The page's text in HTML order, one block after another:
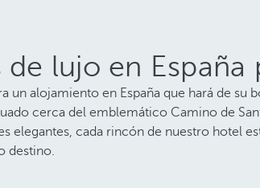
lujo en España
alojamiento en España que hará de su
cerca del emblemático Camino de
elegantes, cada rincón de nuestro hotel
destino.